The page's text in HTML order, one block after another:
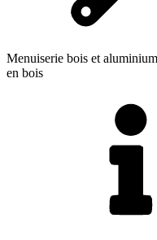
Menuiserie bois et
en bois